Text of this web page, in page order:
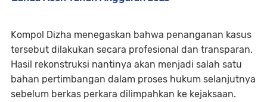
Kompol Dizha menegaskan bahwa penanganan kasus
tersebut dilakukan secara profesional dan transparan.
Hasil rekonstruksi nantinya akan menjadi salah satu
bahan pertimbangan dalam proses hukum selanjutnya
sebelum berkas perkara dilimpahkan ke kejaksaan.